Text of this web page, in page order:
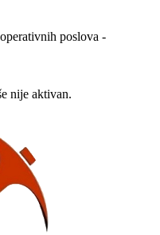
poslova -
nije aktivan.